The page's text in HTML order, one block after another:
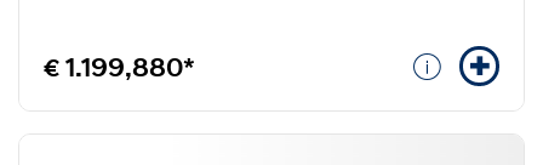
€ 1.199,880*